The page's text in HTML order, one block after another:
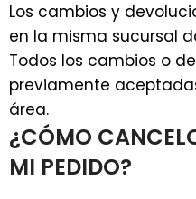
Los cambios y
en la misma sucursal
Todos los cambios o
previamente
área.
¿CÓMO
MI PEDIDO?